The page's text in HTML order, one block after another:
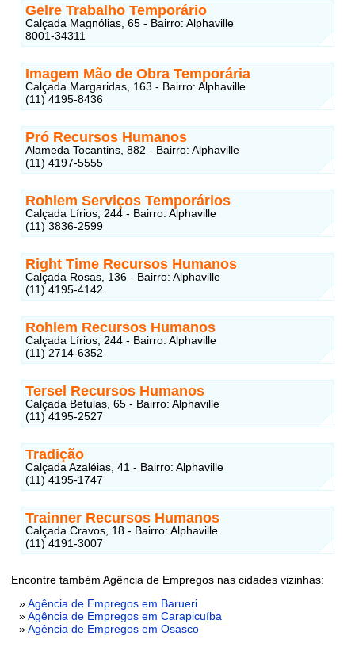
Gelre Trabalho Temporário
Calçada Magnólias, 65 - Bairro: Alphaville
8001-34311
Imagem Mão de Obra Temporária
Calçada Margaridas, 163 - Bairro: Alphaville
(11) 4195-8436
Pró Recursos Humanos
Alameda Tocantins, 882 - Bairro: Alphaville
(11) 4197-5555
Rohlem Serviços Temporários
Calçada Lírios, 244 - Bairro: Alphaville
(11) 3836-2599
Right Time Recursos Humanos
Calçada Rosas, 136 - Bairro: Alphaville
(11) 4195-4142
Rohlem Recursos Humanos
Calçada Lírios, 244 - Bairro: Alphaville
(11) 2714-6352
Tersel Recursos Humanos
Calçada Betulas, 65 - Bairro: Alphaville
(11) 4195-2527
Tradição
Calçada Azaléias, 41 - Bairro: Alphaville
(11) 4195-1747
Trainner Recursos Humanos
Calçada Cravos, 18 - Bairro: Alphaville
(11) 4191-3007
Encontre também Agência de Empregos nas cidades vizinhas:
»Agência de Empregos em Barueri
»Agência de Empregos em Carapicuíba
»Agência de Empregos em Osasco